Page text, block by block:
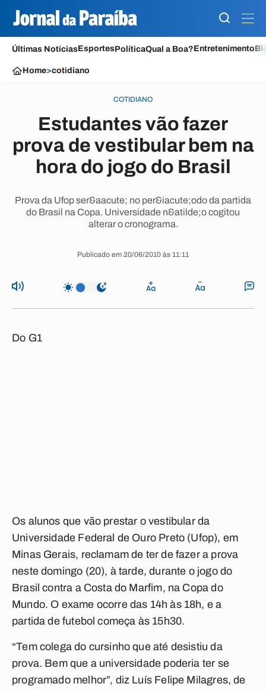
Últimas NotíciasEsportesPolíticaQual a Boa?Entretenimento
Home>cotidiano
COTIDIANO
Estudantes vão fazer
prova de vestibular bem na
hora do jogo do Brasil
Prova da Ufop ser&aacute; no per&iacute;odo da partida
do Brasil na Copa. Universidade n&atilde;o cogitou
alterar o cronograma.
Publicado em 20/06/2010 às 11:11
Do G1
Os alunos que vão prestar o vestibular da
Universidade Federal de Ouro Preto (Ufop), em
Minas Gerais, reclamam de ter de fazer a prova
neste domingo (20), à tarde, durante o jogo do
Brasil contra a Costa do Marfim, na Copa do
Mundo. O exame ocorre das 14h às 18h, e a
partida de futebol começa às 15h30.
“Tem colega do cursinho que até desistiu da
prova. Bem que a universidade poderia ter se
programado melhor”, diz Luís Felipe Milagres, de